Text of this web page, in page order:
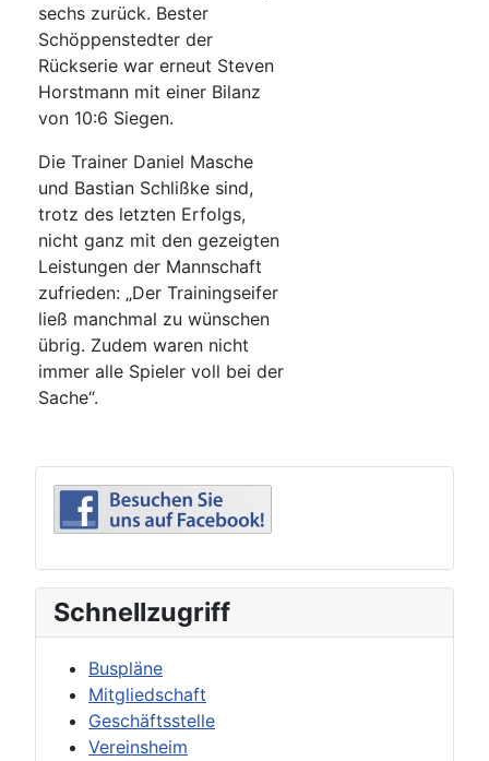
sechs zurück. Bester
Schöppenstedter der
Rückserie war erneut Steven
Horstmann mit einer Bilanz
von 10:6 Siegen.
Die Trainer Daniel Masche
und Bastian Schlißke sind,
trotz des letzten Erfolgs,
nicht ganz mit den gezeigten
Leistungen der Mannschaft
zufrieden: „Der Trainingseifer
ließ manchmal zu wünschen
übrig. Zudem waren nicht
immer alle Spieler voll bei der
Sache“.
Schnellzugriff
Buspläne
Mitgliedschaft
Geschäftsstelle
Vereinsheim